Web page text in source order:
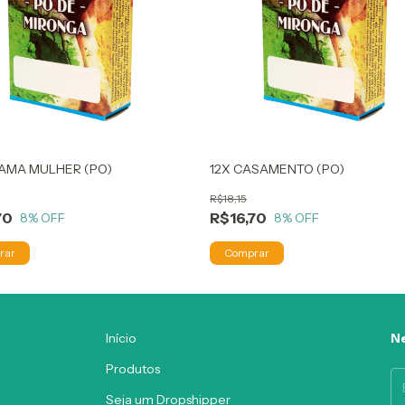
MULHER (PO)
8% OFF
12X CASAMENTO (PO)
R$16,70
R$18,15
8% OFF
Início
Produtos
Seja um Dropshipper